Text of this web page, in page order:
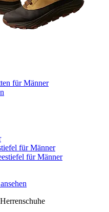
für Männer
für Männer
für Männer
Herrenschuhe